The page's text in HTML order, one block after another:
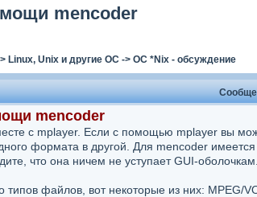
mencoder
Linux, Unix и другие ОС-> ОС *Nix - обсуждение
mencoder
с mplayer. Если с помощью mplayer вы
формата в другой. Для mencoder
что она ничем не уступает GUI-оболочкам.
файлов, вот некоторые из них: MPEG/